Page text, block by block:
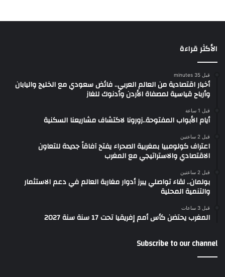
الأكثر قراءة
قبل 35 minutes
أخبار اقتصادية من العالم العربي.. فائض سعودي مع الخليج واليابان
وأرباح قياسية لمصفاة الأردن وأدنوك للغاز
قبل 1 ساعة
أيام الأبواب المفتوحة..زورونا لاكتشاف مشاريعنا السكنية
قبل 2 ساعتين
اعتراف كولومبيا بمغربية الصحراء يفتح آفاقاً جديدة للتعاون
الاقتصادي والاستراتيجي مع المغرب
قبل 2 ساعتين
بولمان.. لقاء تواصلي يبرز أدوار مغاربة العالم في دعم الاستثمار
والتنمية المحلية
قبل 3 ساعات
المغرب يحتضن كأس أمم إفريقيا تحت 17 سنة سنة 2027
Subscribe to our channel